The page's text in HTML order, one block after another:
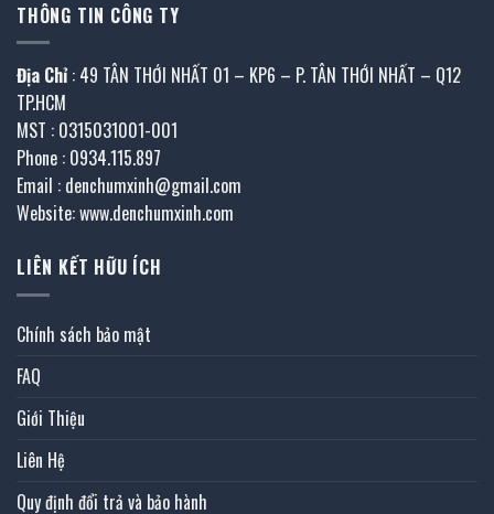
THÔNG TIN CÔNG TY
Địa Chỉ : 49 TÂN THỚI NHẤT 01 – KP6 – P. TÂN THỚI NHẤT – Q12
TP.HCM
MST : 0315031001-001
Phone : 0934.115.897
Email : denchumxinh@gmail.com
Website: www.denchumxinh.com
LIÊN KẾT HỮU ÍCH
Chính sách bảo mật
FAQ
Giới Thiệu
Liên Hệ
Quy định đổi trả và bảo hành